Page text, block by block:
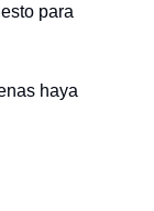
para
haya